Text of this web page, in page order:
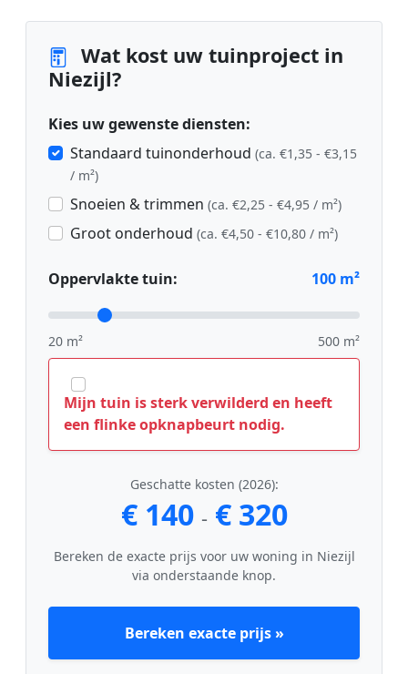
Wat kost uw tuinproject in
Niezijl?
Kies uw gewenste diensten:
Standaard tuinonderhoud (ca. €1,35 - €3,15
/ m²)
Snoeien & trimmen (ca. €2,25 - €4,95 / m²)
Groot onderhoud (ca. €4,50 - €10,80 / m²)
Oppervlakte tuin: 100 m²
20 m² 500 m²
Mijn tuin is sterk verwilderd en heeft
een flinke opknapbeurt nodig.
Geschatte kosten (2026):
€ 140 - € 320
Bereken de exacte prijs voor uw woning in Niezijl
via onderstaande knop.
Bereken exacte prijs »